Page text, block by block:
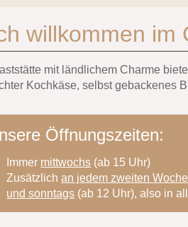
willkommen im
mit ländlichem Charme
Kochkäse, selbst gebackenes
Öffnungszeiten:
Immer mittwochs (ab 15 Uhr)
Zusätzlichan jedem zweiten
und sonntags (ab 12 Uhr), also in